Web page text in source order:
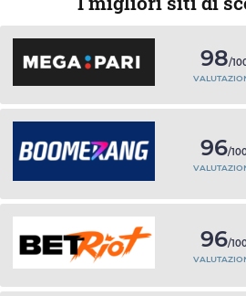
98/
96/
96/